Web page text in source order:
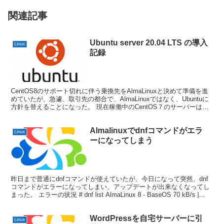
関連記事
Linux
Ubuntu server 20.04 LTS の導入
記録
CentOS8のサポート切れに伴う乗換先をAlmaLinuxと決めて準備を進
めていたが、急遽、取引先の都合で、AlmaLinuxではなく、Ubuntuに
方針を替えることになった。 現在稼働中のCentOS７のサーバーは、
Linux
Almalinuxでdnfコマンドがエラ
ーになってしまう
昨日まで普通にdnfコマンドが使えていたが、今日になって突然、dnf
コマンドがエラーになってしまい、アップデートが出来なくなってし
まった。 エラーの状況 # dnf list AlmaLinux 8 - BaseOS 70 kB/s |
Linux
WordPressを自宅サーバーに引